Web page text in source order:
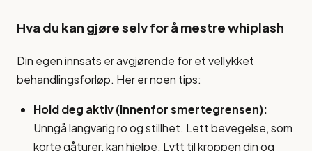
Hva du kan gjøre selv for å mestre whiplash
Din egen innsats er avgjørende for et vellykket
behandlingsforløp. Her er noen tips:
Hold deg aktiv (innenfor smertegrensen):
Unngå langvarig ro og stillhet. Lett bevegelse, som
korte gåturer, kan hjelpe. Lytt til kroppen din og